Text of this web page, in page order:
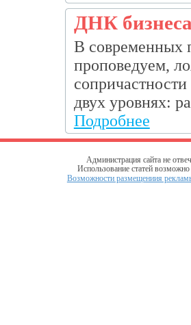
ДНК
В современных
проповедуем,
двух уровнях:
Подробнее
Администрация сайта не
Использование статей
Возможности размещениия